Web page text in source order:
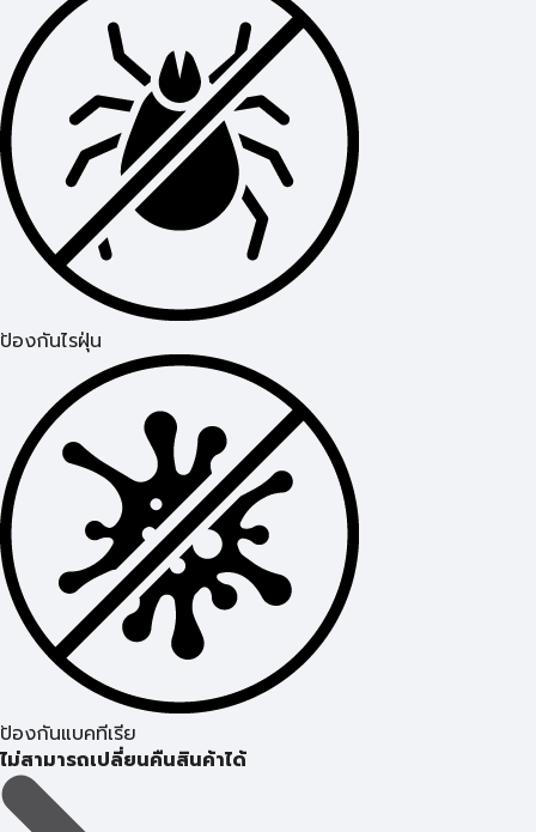
ป้องกันไรฝุ่น
ป้องกันแบคทีเรีย
ไม่สามารถเปลี่ยนคืนสินค้าได้